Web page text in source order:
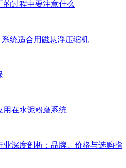
过程中要注意什么
统适合用磁悬浮压缩机
用在水泥粉磨系统
深度剖析：品牌、价格与选购指